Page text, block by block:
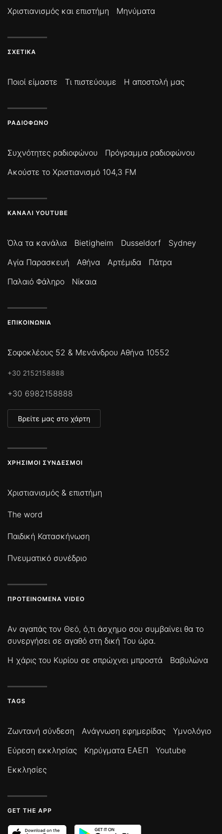
Χριστιανισμός και επιστήμη
Μηνύματα
ΣΧΕΤΙΚΆ
Ποιοί είμαστε Τι πιστεύουμε Η αποστολή μας
ΡΑΔΙΌΦΩΝΟ
Συχνότητες ραδιοφώνου
Πρόγραμμα ραδιοφώνου
Ακούστε το Χριστιανισμό 104,3 FM
ΚΑΝΆΛΙ YOUTUBE
Όλα τα κανάλια Bietigheim Dusseldorf
Sydney
Αγία Παρασκευή
Αθήνα Αρτέμιδα
Πάτρα
Παλαιό Φάληρο
Νίκαια
ΕΠΙΚΟΙΝΩΝΊΑ
Σοφοκλέους 52 & Μενάνδρου Αθήνα 10552
+30 2152158888
+30 6982158888
Βρείτε μας στο χάρτη
ΧΡΉΣΙΜΟΙ ΣΎΝΔΕΣΜΟΙ
Χριστιανισμός & επιστήμη
The word
Παιδική Κατασκήνωση
Πνευματικό συνέδριο
ΠΡΟΤΕΙΝΌΜΕΝΑ VIDEO
Αν αγαπάς τον Θεό, ό,τι άσχημο σου συμβαίνει θα το
συνεργήσει σε αγαθό στη δική Του ώρα.
Η χάρις του Κυρίου σε σπρώχνει μπροστά
Βαβυλώνα
TAGS
Ζωντανή σύνδεση Ανάγνωση εφημερίδας
Υμνολόγιο
Εύρεση εκκλησίας
Κηρύγματα ΕΑΕΠ
Youtube
Εκκλησίες
GET THE APP